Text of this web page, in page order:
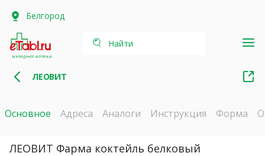
Белгород
интернет-аптека
Найти
ЛЕОВИТ
Основное Адреса Аналоги Инструкция Форма
ЛЕОВИТ Фарма коктейль белковый